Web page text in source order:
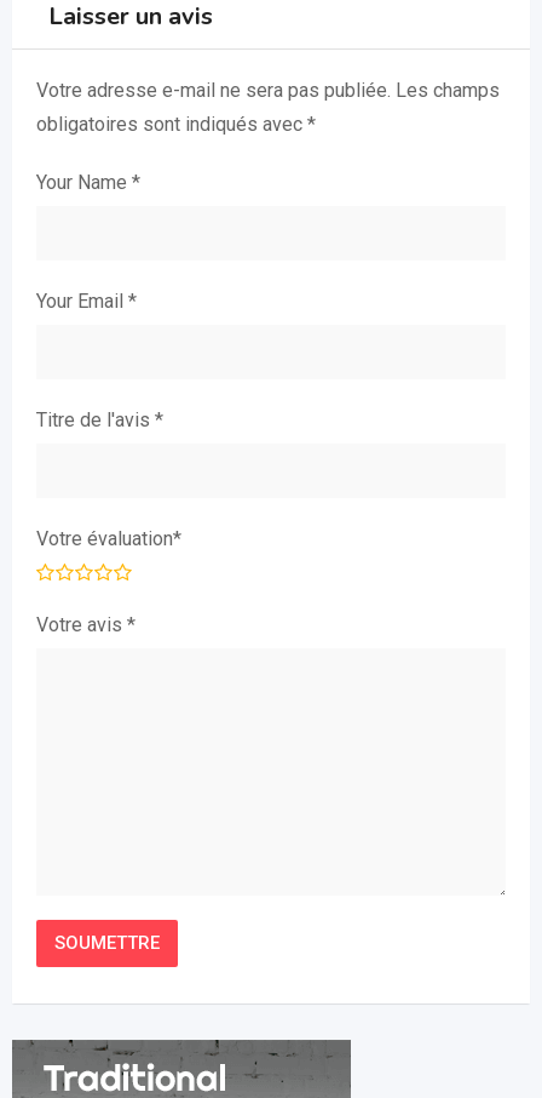
Laisser un avis
Votre adresse e-mail ne sera pas publiée. Les champs
obligatoires sont indiqués avec *
Your Name *
Your Email *
Titre de l'avis *
Votre évaluation*
Votre avis *